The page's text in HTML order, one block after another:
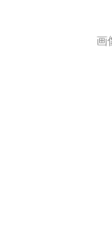
画